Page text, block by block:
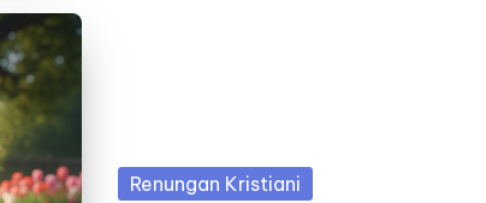
Posted
Renungan Kristiani